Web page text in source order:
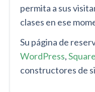
permita a sus
clases en ese
Su página de
WordPress,
constructores de